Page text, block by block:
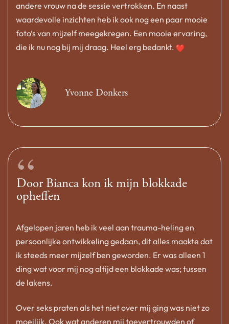
andere vrouw na de sessie vertrokken. En naast
waardevolle inzichten heb ik ook nog een paar mooie
foto’s van mijzelf meegekregen. Een mooie ervaring,
die ik nu nog bij mij draag. Heel erg bedankt.
Yvonne Donkers
“
Door Bianca kon ik mijn blokkade
opheffen
Afgelopen jaren heb ik veel aan trauma-heling en
persoonlijke ontwikkeling gedaan, dit alles maakte dat
ik steeds meer mijzelf ben geworden. Er was alleen 1
ding wat voor mij nog altijd een blokkade was; tussen
de lakens.
Over seks praten als het niet over mij ging was niet zo
moeilijk. Ook wat anderen mij toevertrouwden of